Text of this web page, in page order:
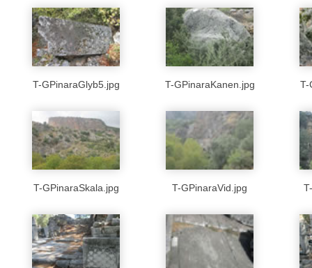
T-GPinaraGlyb5.jpg T-GPinaraKanen.jpg T-
T-GPinaraSkala.jpg T-GPinaraVid.jpg